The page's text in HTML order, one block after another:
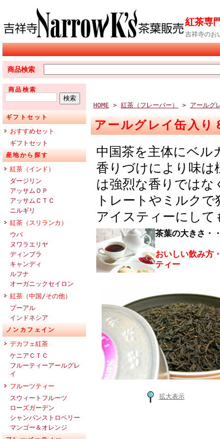
紅茶専
吉祥寺のお
商品検索
商品検索
ギフトセット
おすすめセット
ギフトセット
産地から探す
紅茶（インド）
ダージリン
アッサムＯＰ
アッサムＣＴＣ
ニルギリ
紅茶（スリランカ）
ウバ
ヌワラエリヤ
ディンブラ
キャンディ
ルフナ
オーガニックセイロン
紅茶（中国/その他）
プーアル
インドネシア
ノンカフェイン
デカフェ紅茶
ケニアＣＴＣ
フルーティーアールグレ
イ
フルーツティー
スウィートフルーツ
ローズガーデン
シャンパンストロベリー
マンゴー＆オレンジ
HOME > 紅茶（フレーバー） > アールグ
アールグレイ缶入り
中国茶を主体にベル
香りづけにより味は
は強烈な香りでは
トレートやミルク
アイスティーにし
茶葉の大きさ・
おいしい飲み方
ティー
拡大表示